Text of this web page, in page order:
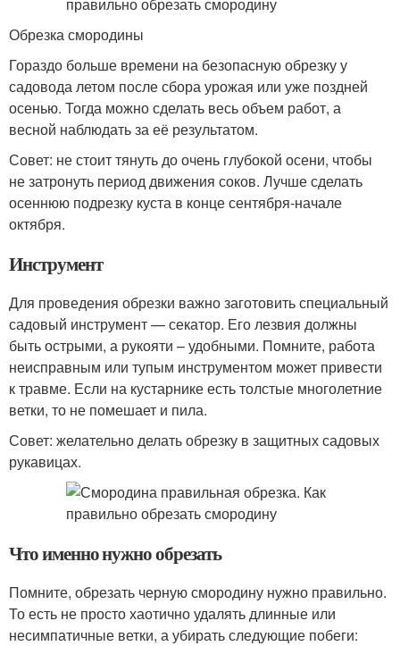
Обрезка смородины
Гораздо больше времени на безопасную обрезку у
садовода летом после сбора урожая или уже поздней
осенью. Тогда можно сделать весь объем работ, а
весной наблюдать за её результатом.
Совет: не стоит тянуть до очень глубокой осени, чтобы
не затронуть период движения соков. Лучше сделать
осеннюю подрезку куста в конце сентября-начале
октября.
Инструмент
Для проведения обрезки важно заготовить специальный
садовый инструмент — секатор. Его лезвия должны
быть острыми, а рукояти – удобными. Помните, работа
неисправным или тупым инструментом может привести
к травме. Если на кустарнике есть толстые многолетние
ветки, то не помешает и пила.
Совет: желательно делать обрезку в защитных садовых
рукавицах.
Что именно нужно обрезать
Помните, обрезать черную смородину нужно правильно.
То есть не просто хаотично удалять длинные или
несимпатичные ветки, а убирать следующие побеги: